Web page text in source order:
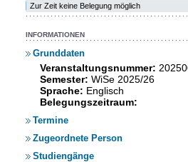
Zur Zeit keine Belegung möglich
INFORMATIONEN
Grunddaten
Veranstaltungsnummer:
Semester: WiSe 2025/26
Sprache: Englisch
Belegungszeitraum:
Termine
Zugeordnete Person
Studiengänge